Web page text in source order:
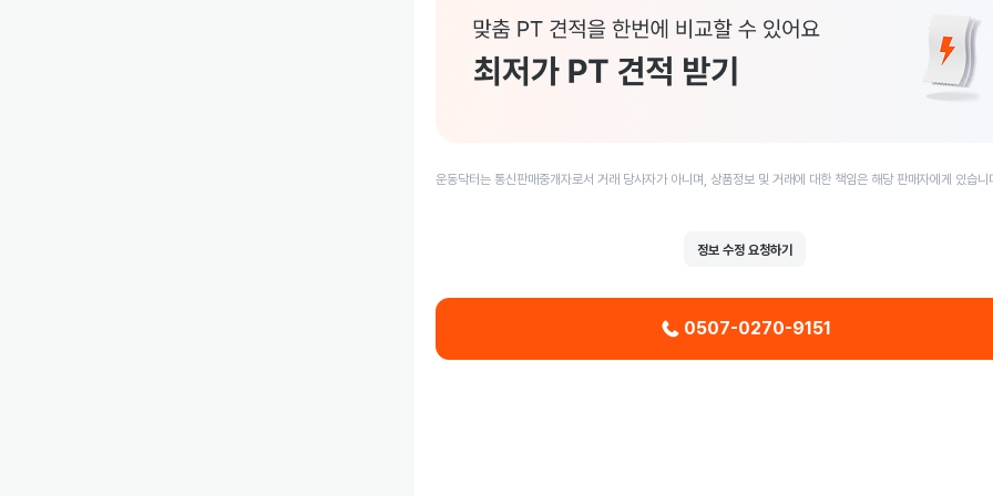
운동닥터는 통신판매중개자로서 거래 당사자가 아니며, 상품정보 및 거래에 대한 책임은 해당 판매자에게 있습니
정보 수정 요청하기
0507-0270-9151